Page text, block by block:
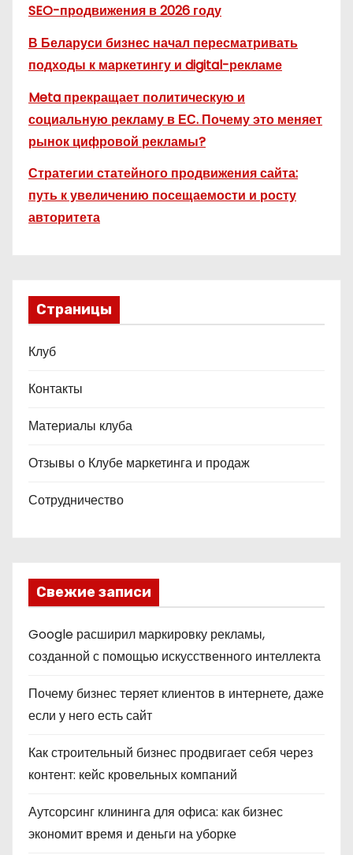
SEO-продвижения в 2026 году
В Беларуси бизнес начал пересматривать
подходы к маркетингу и digital-рекламе
Meta прекращает политическую и
социальную рекламу в ЕС. Почему это меняет
рынок цифровой рекламы?
Стратегии статейного продвижения сайта:
путь к увеличению посещаемости и росту
авторитета
Страницы
Клуб
Контакты
Материалы клуба
Отзывы о Клубе маркетинга и продаж
Сотрудничество
Свежие записи
Google расширил маркировку рекламы,
созданной с помощью искусственного интеллекта
Почему бизнес теряет клиентов в интернете, даже
если у него есть сайт
Как строительный бизнес продвигает себя через
контент: кейс кровельных компаний
Аутсорсинг клининга для офиса: как бизнес
экономит время и деньги на уборке